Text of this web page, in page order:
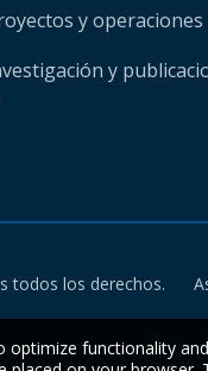
y operaciones
y
todos los derechos.
optimize functionality